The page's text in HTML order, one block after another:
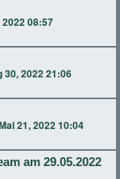
2022 08:57
30, 2022 21:06
21, 2022 10:04
am 29.05.2022